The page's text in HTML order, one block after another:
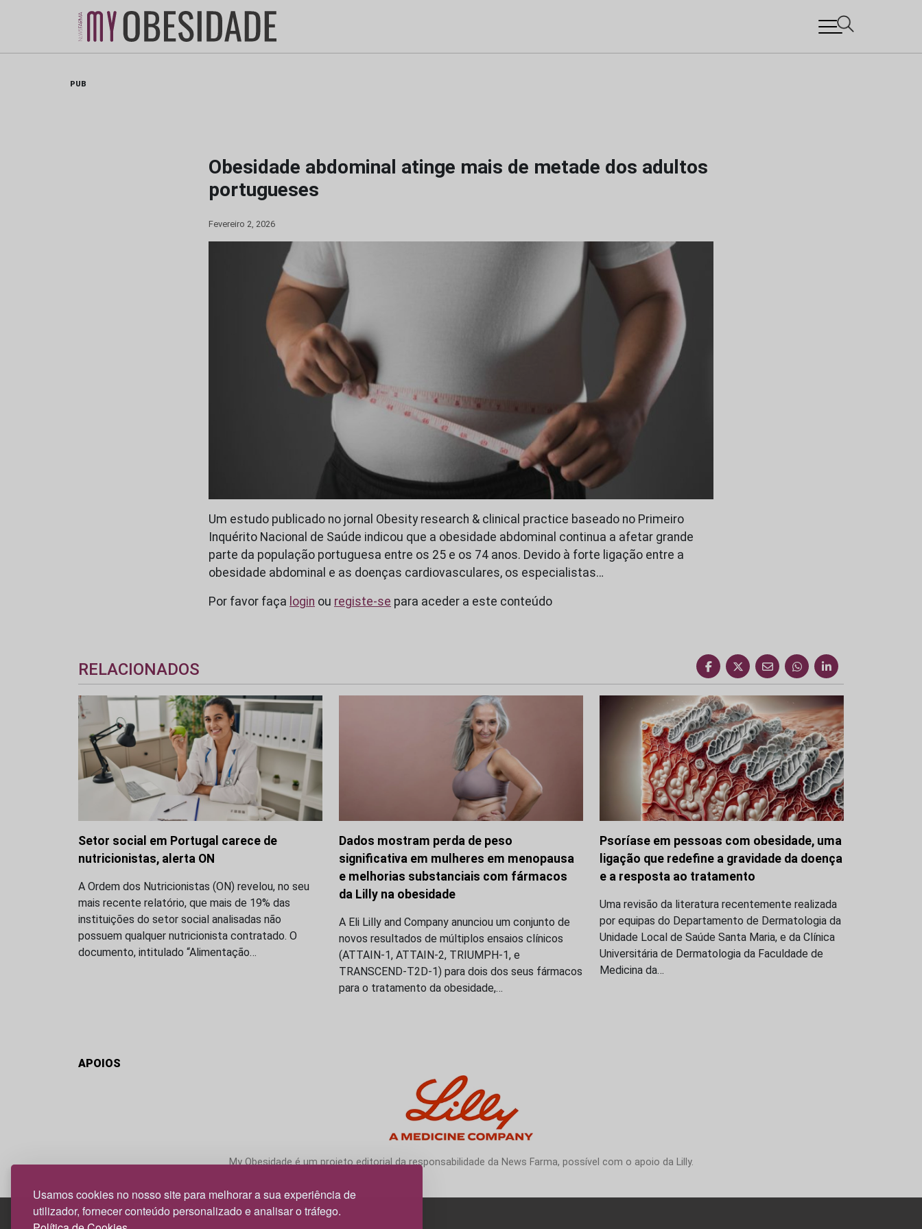
Usamos cookies no nosso site para melhorar a sua experiência de
utilizador, fornecer conteúdo personalizado e analisar o tráfego.
Skip
PUB
Obesidade abdominal atinge mais de metade dos adultos
portugueses
Fevereiro 2, 2026
Um estudo publicado no jornal Obesity research & clinical practice baseado no Primeiro
Inquérito Nacional de Saúde indicou que a obesidade abdominal continua a afetar grande
parte da população portuguesa entre os 25 e os 74 anos. Devido à forte ligação entre a
obesidade abdominal e as doenças cardiovasculares, os especialistas…
Por favor faça login ou registe-se para aceder a este conteúdo
RELACIONADOS
Setor social em Portugal carece de
nutricionistas, alerta ON
A Ordem dos Nutricionistas (ON) revelou, no seu
mais recente relatório, que mais de 19% das
instituições do setor social analisadas não
possuem qualquer nutricionista contratado. O
documento, intitulado “Alimentação…
Dados mostram perda de peso
significativa em mulheres em menopausa
e melhorias substanciais com fármacos
da Lilly na obesidade
A Eli Lilly and Company anunciou um conjunto de
novos resultados de múltiplos ensaios clínicos
(ATTAIN-1, ATTAIN-2, TRIUMPH-1, e
TRANSCEND-T2D-1) para dois dos seus fármacos
para o tratamento da obesidade,…
Psoríase em pessoas com obesidade, uma
ligação que redefine a gravidade da doença
e a resposta ao tratamento
Uma revisão da literatura recentemente realizada
por equipas do Departamento de Dermatologia da
Unidade Local de Saúde Santa Maria, e da Clínica
Universitária de Dermatologia da Faculdade de
Medicina da…
APOIOS
My Obesidade é um projeto editorial da responsabilidade da News Farma, possível com o apoio da Lilly.